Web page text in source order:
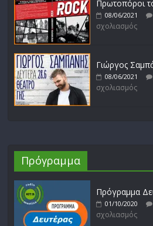
Πρωτοπόροι
08/06/2021
σχολιασμός
Γιώργος
08/06/2021
σχολιασμός
Πρόγραμμα
Πρόγραμμα
01/10/2020
σχολιασμός